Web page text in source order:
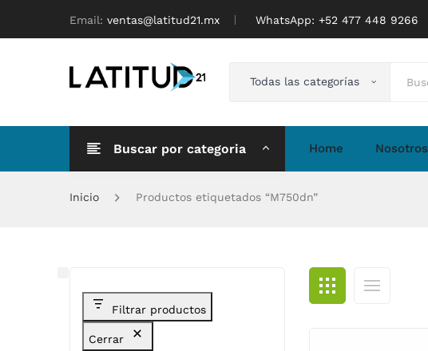
Email: ventas@latitud21.mx WhatsApp: ‪+52 477 448 9266
Todas las categorías
Buscar por categoria Home Nosotros
Inicio Productos etiquetados “M750dn”
Filtrar productos
Cerrar